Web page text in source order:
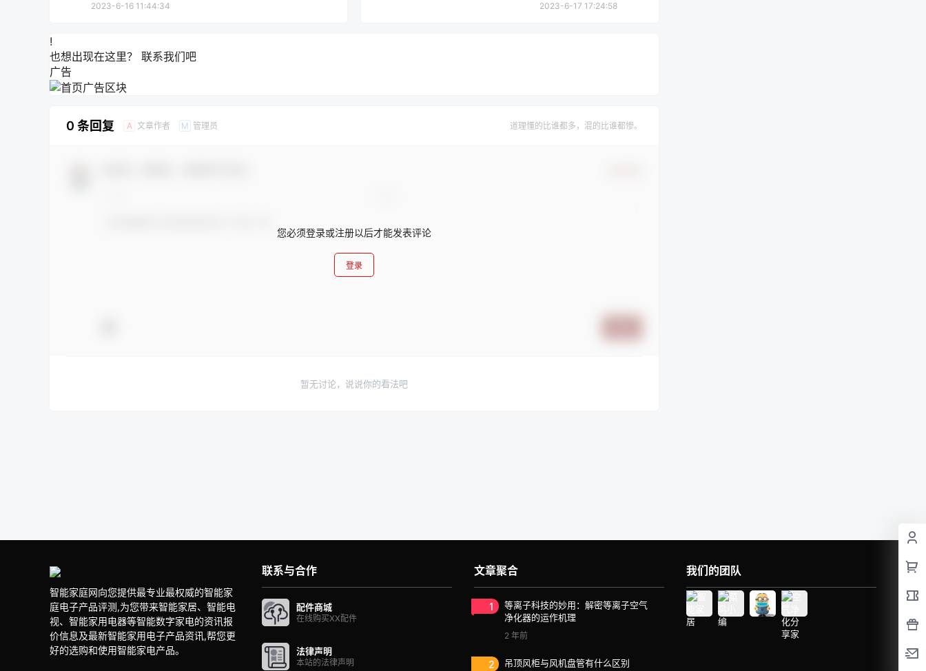
2023-6-16 11:44:34 2023-6-17 17:24:58
!
也想出现在这里？ 联系我们吧
广告
0 条回复 A 文章作者 M 管理员 道理懂的比谁都多，混的比谁都惨。
您必须登录或注册以后才能发表评论
登录
暂无讨论，说说你的看法吧
智能家庭网向您提供最专业最权威的智能家
庭电子产品评测,为您带来智能家居、智能电
视、智能家用电器等智能数字家电的资讯报
价信息及最新智能家用电子产品资讯,帮您更
好的选购和使用智能家电产品。
联系与合作
配件商城
在线购买XX配件
法律声明
本站的法律声明
文章聚合
1
等离子科技的妙用：解密等离子空气
净化器的运作机理
2 年前
2 吊顶风柜与风机盘管有什么区别
我们的团队